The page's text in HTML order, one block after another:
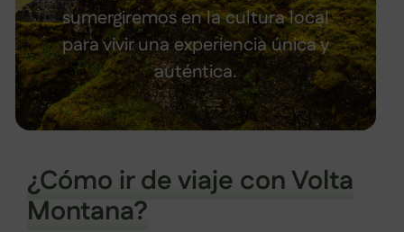
sumergiremos en la cultura local
para vivir una experiencia única y
auténtica.
¿Cómo ir de viaje con Volta
Montana?